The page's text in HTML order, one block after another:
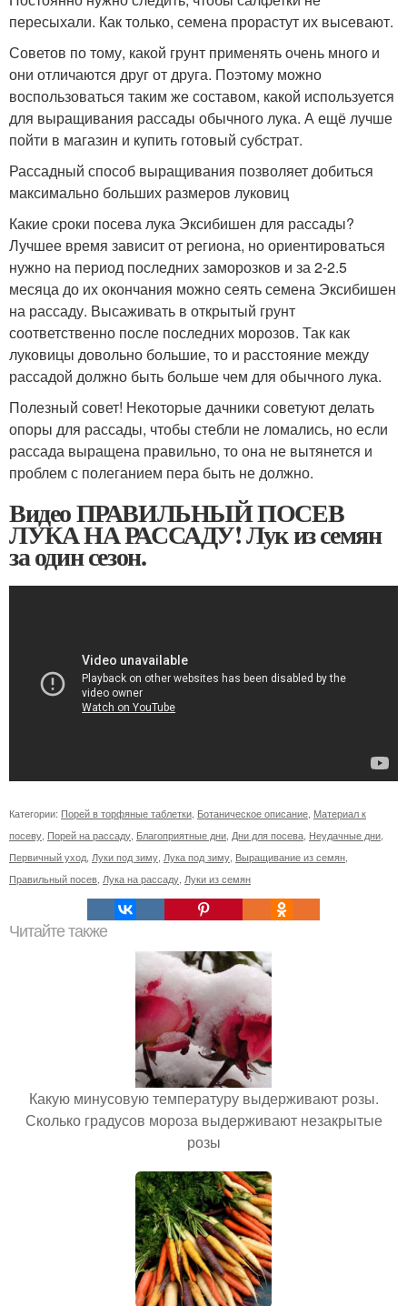
пересыхали. Как только, семена прорастут их высевают.
Советов по тому, какой грунт применять очень много и
они отличаются друг от друга. Поэтому можно
воспользоваться таким же составом, какой используется
для выращивания рассады обычного лука. А ещё лучше
пойти в магазин и купить готовый субстрат.
Рассадный способ выращивания позволяет добиться
максимально больших размеров луковиц
Какие сроки посева лука Эксибишен для рассады?
Лучшее время зависит от региона, но ориентироваться
нужно на период последних заморозков и за 2-2.5
месяца до их окончания можно сеять семена Эксибишен
на рассаду. Высаживать в открытый грунт
соответственно после последних морозов. Так как
луковицы довольно большие, то и расстояние между
рассадой должно быть больше чем для обычного лука.
Полезный совет! Некоторые дачники советуют делать
опоры для рассады, чтобы стебли не ломались, но если
рассада выращена правильно, то она не вытянется и
проблем с полеганием пера быть не должно.
Видео ПРАВИЛЬНЫЙ ПОСЕВ
ЛУКА НА РАССАДУ! Лук из семян
за один сезон.
Категории: Порей в торфяные таблетки Ботаническое описание Материал к
посеву Порей на рассаду Благоприятные дни Дни для посева Неудачные дни
Первичный уход Луки под зиму Лука под зиму Выращивание из семян
Правильный посев Лука на рассаду Луки из семян
Читайте также
Какую минусовую температуру выдерживают розы.
Сколько градусов мороза выдерживают незакрытые
розы